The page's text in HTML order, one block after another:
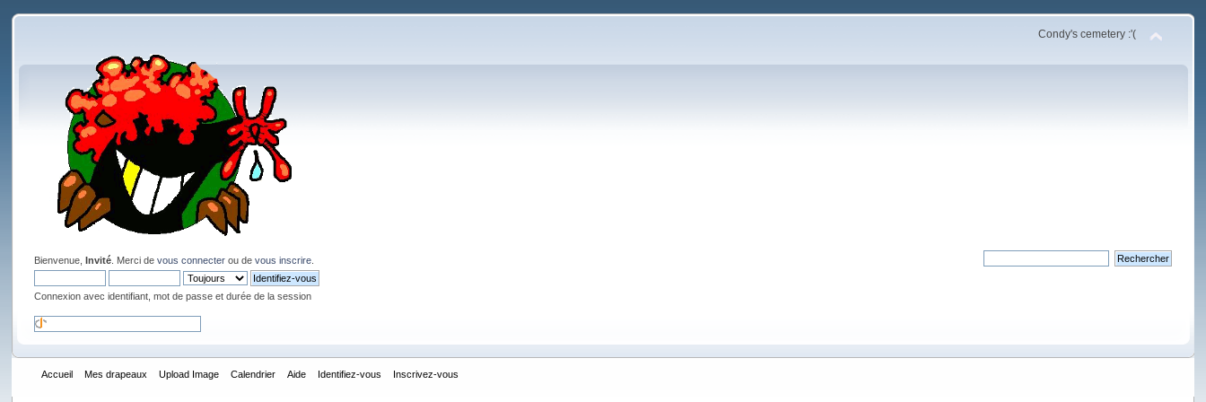
Condy's cemetery :'(
Bienvenue,Invité . Merci devous connecter ou devous inscrire
Connexion avec identifiant, mot de passe et durée de la session
Accueil Mes drapeaux Upload Image Calendrier Aide Identifiez-vous Inscrivez-vous